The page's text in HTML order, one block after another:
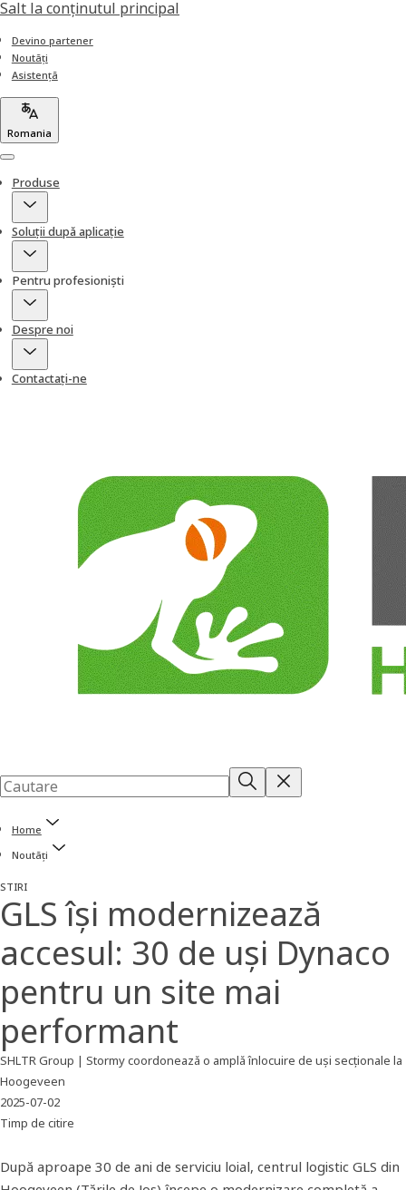
Salt la conţinutul principal
Devino partener
Noutăți
Asistență
Romania
Menu
Produse
Soluții după aplicație
Pentru profesioniști
Despre noi
Contactați-ne
Home
Noutăți
STIRI
GLS își modernizează
accesul: 30 de uși Dynaco
pentru un site mai
performant
SHLTR Group | Stormy coordonează o amplă înlocuire de uși secționale la
Hoogeveen
2025-07-02
Timp de citire
După aproape 30 de ani de serviciu loial, centrul logistic GLS din